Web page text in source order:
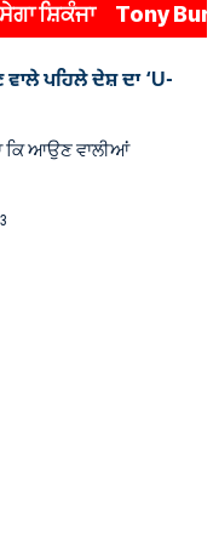
Tony Burke
ਪਹਿਲੇ ਦੇਸ਼ ਦਾ ‘U-
ਕਿ ਆਉਣ ਵਾਲੀਆਂ